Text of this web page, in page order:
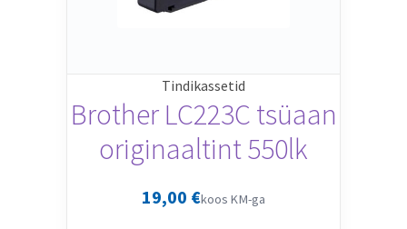
Tindikassetid
Brother LC223C tsüaan
originaaltint 550lk
19,00 €koos KM-ga